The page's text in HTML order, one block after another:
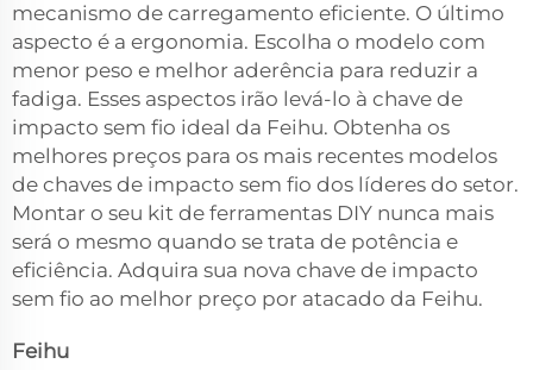
mecanismo de carregamento eficiente. O último
aspecto é a ergonomia. Escolha o modelo com
menor peso e melhor aderência para reduzir a
fadiga. Esses aspectos irão levá-lo à chave de
impacto sem fio ideal da Feihu. Obtenha os
melhores preços para os mais recentes modelos
de chaves de impacto sem fio dos líderes do setor.
Montar o seu kit de ferramentas DIY nunca mais
será o mesmo quando se trata de potência e
eficiência. Adquira sua nova chave de impacto
sem fio ao melhor preço por atacado da Feihu.
Feihu